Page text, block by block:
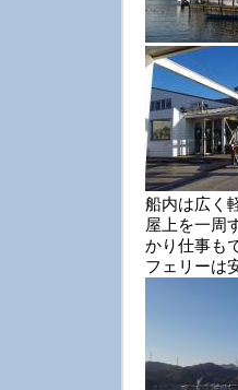
船内は広く
屋上を一周
かり仕事も
フェリーは